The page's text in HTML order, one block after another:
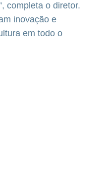
completa o diretor.
inovação e
em todo o